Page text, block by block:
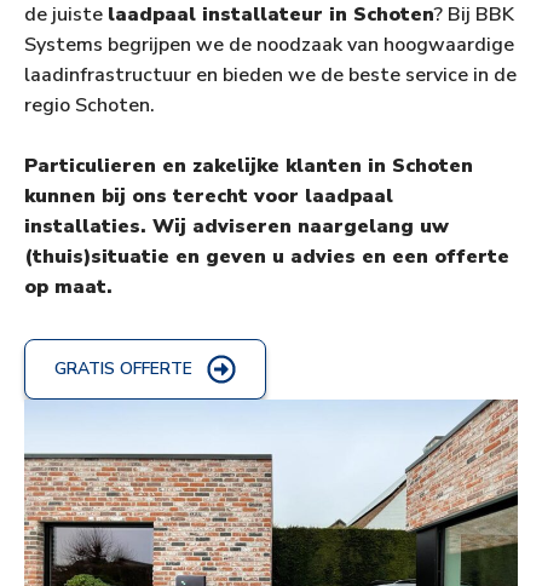
de juiste laadpaal installateur in Schoten? Bij BBK
Systems begrijpen we de noodzaak van hoogwaardige
laadinfrastructuur en bieden we de beste service in de
regio Schoten.
Particulieren en zakelijke klanten in Schoten
kunnen bij ons terecht voor laadpaal
installaties. Wij adviseren naargelang uw
(thuis)situatie en geven u advies en een offerte
op maat.
GRATIS OFFERTE